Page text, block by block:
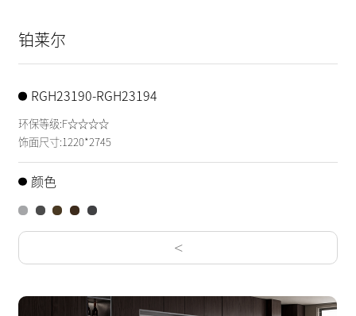
铂莱尔
RGH23190-RGH23194
环保等级:F☆☆☆☆
饰面尺寸:1220*2745
颜色
<